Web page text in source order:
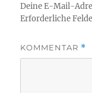
Deine E-Mail-
Erforderliche
KOMMENTAR *